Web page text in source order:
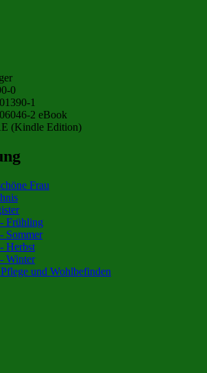
0
1
2 eBook
(Kindle Edition)
Frau
Frühling
Sommer
Herbst
Winter
und Wohlbefinden